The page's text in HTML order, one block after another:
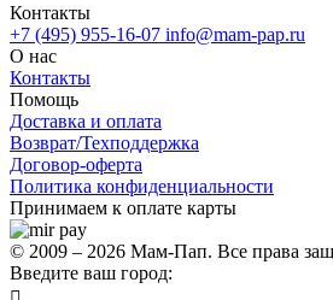
Контакты
+7 (495) 955-16-07 info@mam-pap.ru
О нас
Контакты
Помощь
Доставка и оплата
Возврат/Техподдержка
Договор-оферта
Политика конфиденциальности
Принимаем к оплате карты
© 2009 – 2026 Мам-Пап. Все права
Введите ваш город: